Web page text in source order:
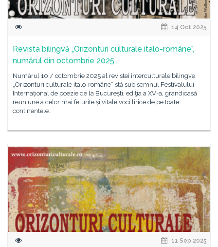
14 Oct 2025
Revista bilingvă „Orizonturi culturale italo-române”,
numărul din octombrie 2025
Numărul 10 / octombrie 2025 al revistei interculturale bilingve
„Orizonturi culturale italo-române” stă sub semnul Festivalului
Internațional de poezie de la București, ediţia a XV-a, grandioasă
reuniune a celor mai felurite și vitale voci lirice de pe toate
continentele.
11 Sep 2025